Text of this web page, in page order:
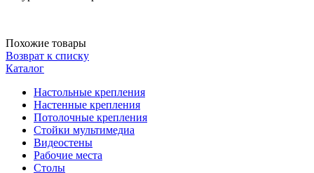
Похожие товары
Возврат к списку
Каталог
Настольные крепления
Настенные крепления
Потолочные крепления
Стойки мультимедиа
Видеостены
Рабочие места
Столы